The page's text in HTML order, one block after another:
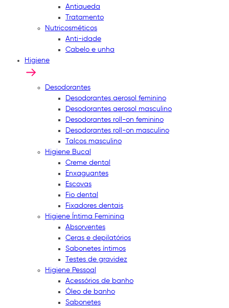
Antiqueda
Tratamento
Nutricosméticos
Anti-idade
Cabelo e unha
Higiene
Desodorantes
Desodorantes aerosol feminino
Desodorantes aerosol masculino
Desodorantes roll-on feminino
Desodorantes roll-on masculino
Talcos masculino
Higiene Bucal
Creme dental
Enxaguantes
Escovas
Fio dental
Fixadores dentais
Higiene Íntima Feminina
Absorventes
Ceras e depilatórios
Sabonetes íntimos
Testes de gravidez
Higiene Pessoal
Acessórios de banho
Óleo de banho
Sabonetes